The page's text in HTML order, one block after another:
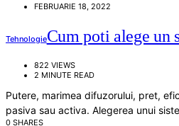
FEBRUARIE 18, 2022
TehnologieCum poti alege un
822 VIEWS
2 MINUTE READ
Putere, marimea difuzorului, pret,
pasiva sau activa. Alegerea unui
0 SHARES